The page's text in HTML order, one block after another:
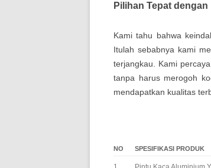
Pilihan Tepat
Kami tahu bahwa
Itulah sebabnya kami
terjangkau. Kami
tanpa harus merogoh
mendapatkan kualitas
NO SPESIFIKASI PRODUK